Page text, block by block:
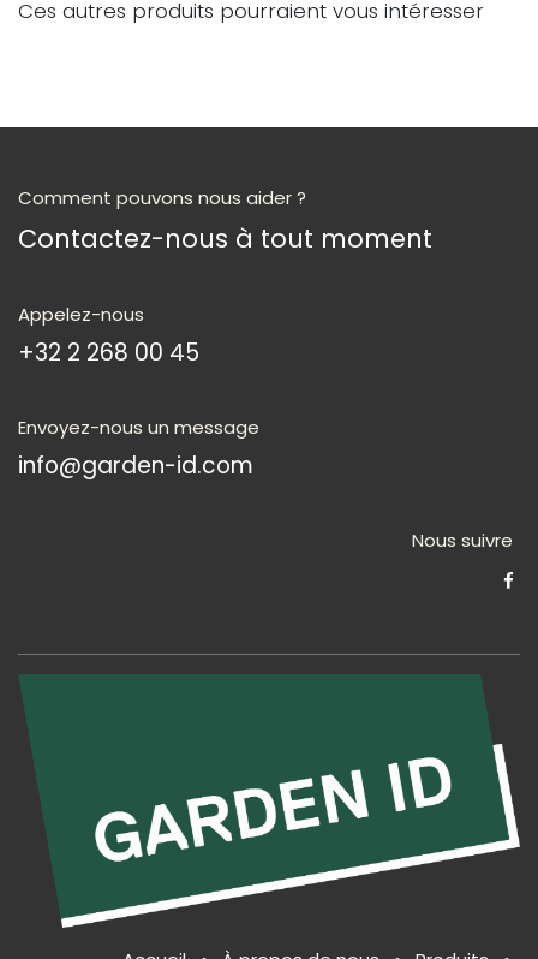
Ces autres produits pourraient vous intéresser
Comment pouvons nous aider ?
Contactez-nous à tout moment
Appelez-nous
+32 2 268 00 45
Envoyez-nous un message
info@garden-id.com
Nous suivre